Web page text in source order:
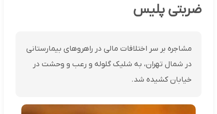
ضربتی پلیس
مشاجره بر سر اختلافات مالی در راهروهای بیمارستانی
در شمال تهران، به شلیک گلوله و رعب و وحشت در
خیابان کشیده شد.